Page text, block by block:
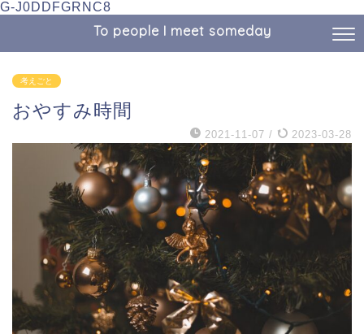
G-J0DDFGRNC8
To people I meet someday
考えごと
おやすみ時間
2021-11-07 / 2023-03-28